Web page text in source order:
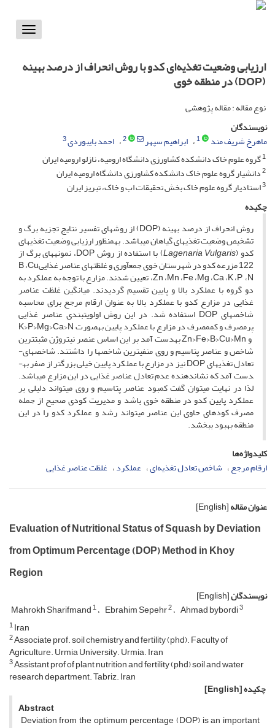
Toggle
ارزیابی وضعیت تغذیه‌ای کدو با روش‌ انحراف از درصد بهینه
(DOP) در منطقه خوی
نوع مقاله : مقاله پژوهشی
نویسندگان
ماهرخ شریف مند
1 ابراهیم سپهر 2 احمد بایبوردی3
1گروه علوم خاک دانشکده کشاورزی دانشگاه ارومیه، نازلو ارومیه ایران
2دانشیار گروه علوم خاک دانشکده کشاورزی دانشگاه ارومیه ایران
3استادیار گروه علوم خاک بخش تحقیقات اب و خاک، تبریز ایران
چکیده
روش انحراف از درصد بهینه (DOP) از روش­های تفسیر نتایج تجزیه برگ و
تشخیص وضعیت تغذیه­ای گیاهان می­باشد. به­منظور ارزیابی وضعیت تغذیه­ای
کدو (Lagenaria Vulgaris ) با استفاده از روش DOP، نمونه­های برگ از
122 مزرعه کدو در شهرستان خوی جمع­آوری و غلظت­های عناصر غذاییB ،Cu
،Zn ،Mn ،Fe ،Mg ،Ca ،K ،P ،N تعیین شدند. مزارع با توجه به عملکرد به
دو گروه با عملکرد بالا و پایین تقسیم گردیدند. میانگین غلظت عناصر
غذایی در مزارع کدو با عملکرد بالا به عنوان ارقام مرجع برای محاسبه
شاخص­های DOP استفاده شد. در این روش اولویت­بندی عناصر غذایی
پرمصرف و کم­مصرف در مزارع با عملکرد پایین به­صورت K>P>Mg>Ca>N
و Zn>Fe>B>Cu>Mn به­دست آمد بر این اساس عنصر نیتروژن مثبت­ترین
شاخص­­ و عناصر پتاسیم و روی منفی­ترین شاخص­ها را داشتند. شاخص­های­
تعادل تغذیه­ای DOP نیز در مزارع با عملکرد پایین خیلی بزرگتر از صفر به­
دست آمد که نشان­دهنده عدم تعادل عناصر غذایی در این مزارع می­باشد.
لذا در نهایت می­توان گفت کمبود عناصر پتاسیم و روی می­تواند دلیلی بر
عملکرد پایین کدو در منطقه خوی باشد و مدیریت کودی صحیح از جمله
مصرف کودهای حاوی این عناصر می­تواند رشد و عملکرد کدو را در این
منطقه بهبود ببخشد.
کلیدواژه‌ها
ارقام مرجع شاخص تعادل تغذیه‌ای عملکرد غلظت عناصر غذایی
عنوان مقاله[English]
Evaluation of Nutritional Status of Squash by Deviation
from Optimum Percentage (DOP) Method in Khoy
Region
نویسندگان[English]
Mahrokh Sharifmand1 Ebrahim Sepehr2 Ahmad bybordi3
1Iran
2Associate prof. soil chemistry and fertility (phd). Faculty of
Agriculture. Urmia University. Urmia. Iran
3Assistant prof of plant nutrition and fertility (phd) soil and water
research department. Tabriz. Iran
چکیده[English]
Abstract
Deviation from the optimum percentage (DOP) is an important